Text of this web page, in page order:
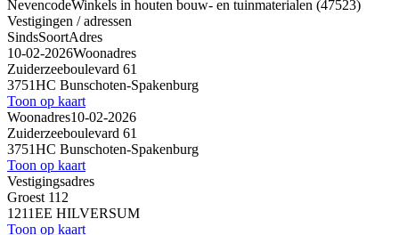
NevencodeWinkels in houten bouw- en tuinmaterialen (47523)
Vestigingen / adressen
SindsSoortAdres
10-02-2026Woonadres
Zuiderzeeboulevard 61
3751HC Bunschoten-Spakenburg
Toon op kaart
Woonadres10-02-2026
Zuiderzeeboulevard 61
3751HC Bunschoten-Spakenburg
Toon op kaart
Vestigingsadres
Groest 112
1211EE HILVERSUM
Toon op kaart